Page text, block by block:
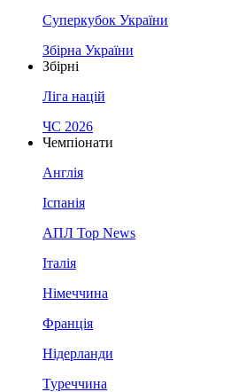
Суперкубок України
Збірна України
Збірні
Ліга націй
ЧС 2026
Чемпіонати
Англія
Іспанія
АПЛ Top News
Італія
Німеччина
Франція
Нідерланди
Туреччина